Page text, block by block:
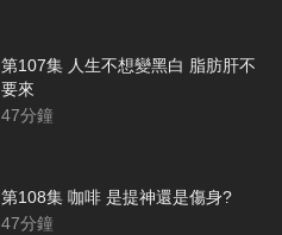
第107集 人生不想變黑白 脂肪肝不
要來
47分鐘
第108集 咖啡 是提神還是傷身?
47分鐘